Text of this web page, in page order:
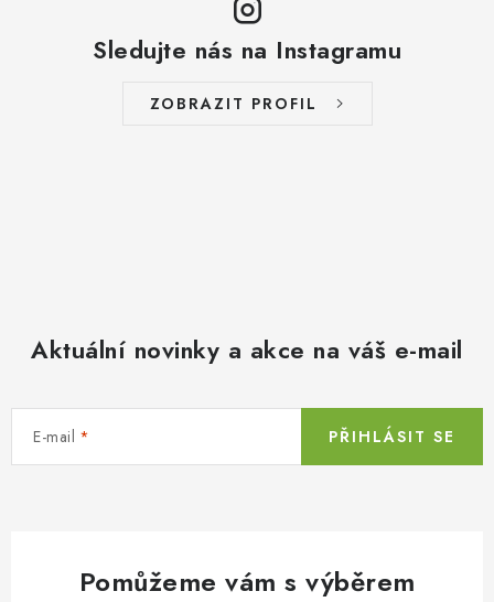
Sledujte nás na Instagramu
ZOBRAZIT PROFIL
Aktuální novinky a akce na váš e-mail
E-mail PŘIHLÁSIT SE
Pomůžeme vám s výběrem